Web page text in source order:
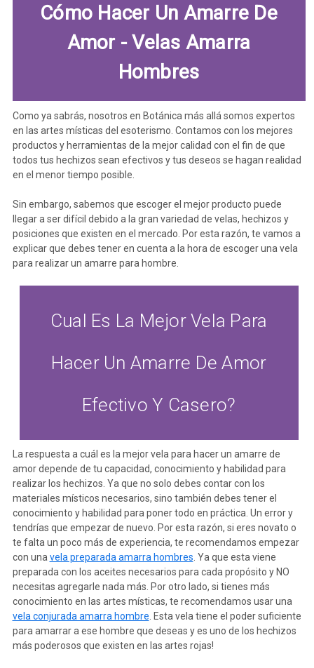
Cómo Hacer Un Amarre De
Amor - Velas Amarra
Hombres
Como ya sabrás, nosotros en Botánica más allá somos expertos
en las artes místicas del esoterismo. Contamos con los mejores
productos y herramientas de la mejor calidad con el fin de que
todos tus hechizos sean efectivos y tus deseos se hagan realidad
en el menor tiempo posible.
Sin embargo, sabemos que escoger el mejor producto puede
llegar a ser difícil debido a la gran variedad de velas, hechizos y
posiciones que existen en el mercado. Por esta razón, te vamos a
explicar que debes tener en cuenta a la hora de escoger una vela
para realizar un amarre para hombre.
Cual Es La Mejor Vela Para
Hacer Un Amarre De Amor
Efectivo Y Casero?
La respuesta a cuál es la mejor vela para hacer un amarre de
amor depende de tu capacidad, conocimiento y habilidad para
realizar los hechizos. Ya que no solo debes contar con los
materiales místicos necesarios, sino también debes tener el
conocimiento y habilidad para poner todo en práctica. Un error y
tendrías que empezar de nuevo. Por esta razón, si eres novato o
te falta un poco más de experiencia, te recomendamos empezar
con una vela preparada amarra hombres . Ya que esta viene
preparada con los aceites necesarios para cada propósito y NO
necesitas agregarle nada más. Por otro lado, si tienes más
conocimiento en las artes místicas, te recomendamos usar una
vela conjurada amarra hombre . Esta vela tiene el poder suficiente
para amarrar a ese hombre que deseas y es uno de los hechizos
más poderosos que existen en las artes rojas!